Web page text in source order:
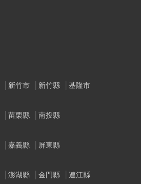
新竹市 新竹縣
基隆市
苗栗縣
南投縣
嘉義縣
屏東縣
澎湖縣 金門縣 連江縣